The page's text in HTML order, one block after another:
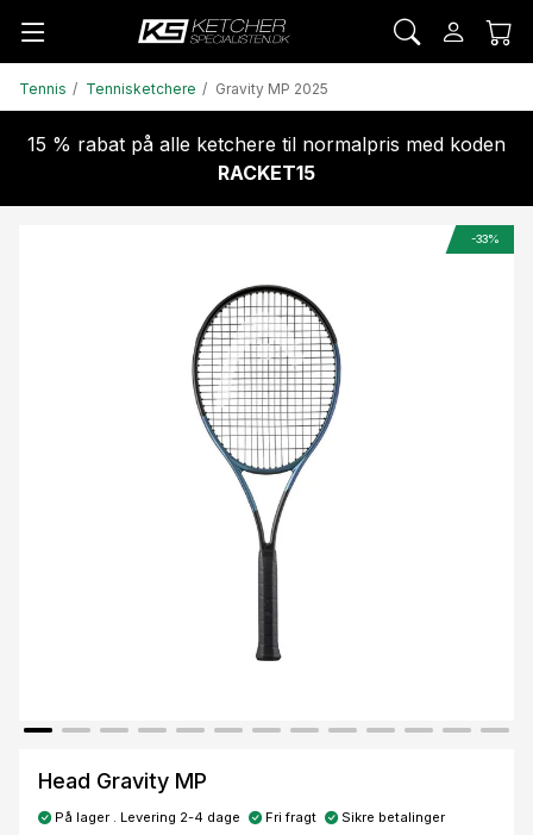
Tennis Tennisketchere Gravity MP 2025
15 % rabat på alle ketchere til normalpris med koden
RACKET15
-33%
Head Gravity MP
På lager . Levering 2-4 dage Fri fragt Sikre betalinger